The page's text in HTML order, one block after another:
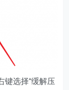
选择“缓解压